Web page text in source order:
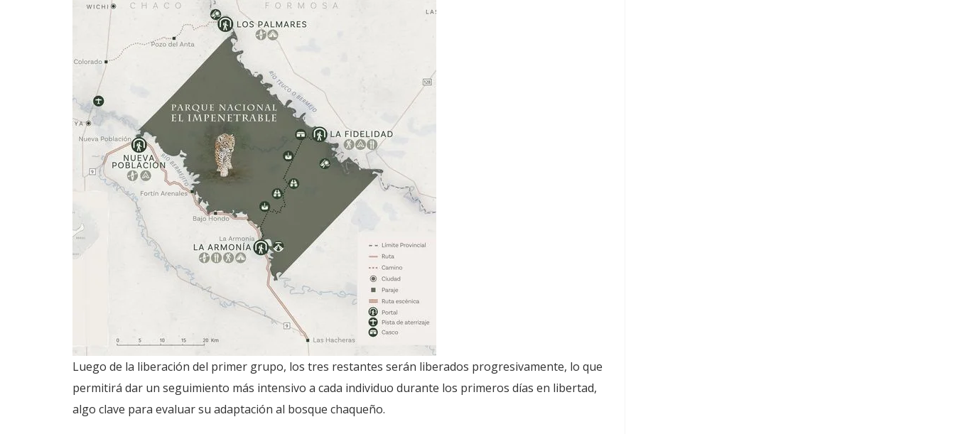
Luego de la liberación del primer grupo, los tres restantes serán liberados progresivamente, lo que
permitirá dar un seguimiento más intensivo a cada individuo durante los primeros días en libertad,
algo clave para evaluar su adaptación al bosque chaqueño.